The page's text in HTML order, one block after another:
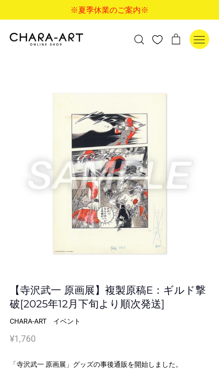
※夏季休業のご案内※
検索
【寺沢武一 原画展】複製原稿E：ギルド撃
破[2025年12月下旬より順次発送]
CHARA-ART イベント
¥1,760
「寺沢武一 原画展」グッズの事後通販を開始しました。